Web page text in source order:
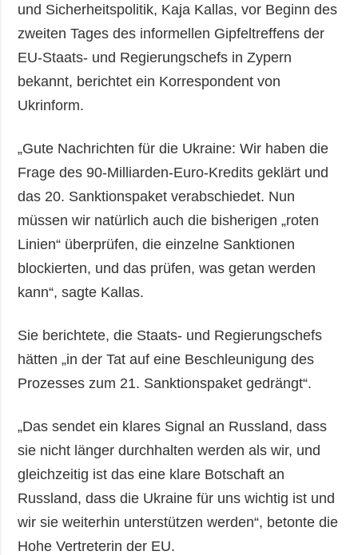
und Sicherheitspolitik, Kaja Kallas, vor Beginn des
zweiten Tages des informellen Gipfeltreffens der
EU-Staats- und Regierungschefs in Zypern
bekannt, berichtet ein Korrespondent von
Ukrinform.
„Gute Nachrichten für die Ukraine: Wir haben die
Frage des 90-Milliarden-Euro-Kredits geklärt und
das 20. Sanktionspaket verabschiedet. Nun
müssen wir natürlich auch die bisherigen „roten
Linien“ überprüfen, die einzelne Sanktionen
blockierten, und das prüfen, was getan werden
kann“, sagte Kallas.
Sie berichtete, die Staats- und Regierungschefs
hätten „in der Tat auf eine Beschleunigung des
Prozesses zum 21. Sanktionspaket gedrängt“.
„Das sendet ein klares Signal an Russland, dass
sie nicht länger durchhalten werden als wir, und
gleichzeitig ist das eine klare Botschaft an
Russland, dass die Ukraine für uns wichtig ist und
wir sie weiterhin unterstützen werden“, betonte die
Hohe Vertreterin der EU.